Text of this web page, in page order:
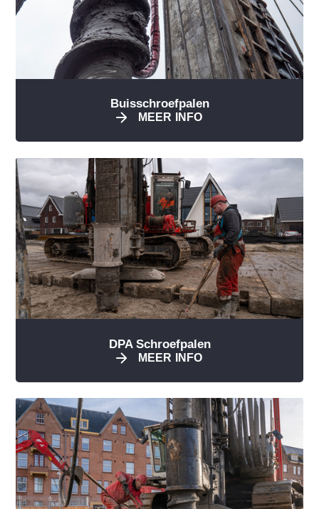
Buisschroefpalen
MEER INFO
DPA Schroefpalen
MEER INFO